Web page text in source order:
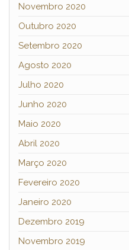
Novembro 2020
Outubro 2020
Setembro 2020
Agosto 2020
Julho 2020
Junho 2020
Maio 2020
Abril 2020
Março 2020
Fevereiro 2020
Janeiro 2020
Dezembro 2019
Novembro 2019